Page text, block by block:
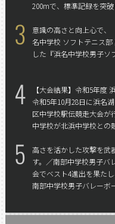
200mで、標準記録を突
3 意識の高さと向上心で、
名中学校 ソフトテニス
した『浜名中学校男子ソ
4
【大会結果】令和5年度
令和5年10月28日に浜名
区中学校駅伝競走大会が
中学校が北浜中学校との
館中学校が大会3連覇を
5
高さを活かした攻撃を武
す。／南部中学校男子バ
会でベスト4進出を果た
南部中学校男子バレーボ